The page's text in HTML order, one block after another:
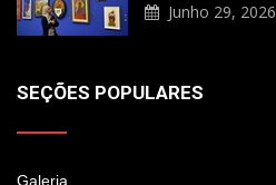
Junho 29, 2026
SEÇÕES POPULARES
Galeria